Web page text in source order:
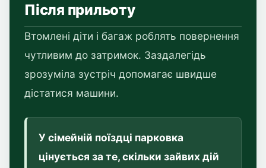
Після прильоту
Втомлені діти і багаж роблять повернення
чутливим до затримок. Заздалегідь
зрозуміла зустріч допомагає швидше
дістатися машини.
У сімейній поїздці парковка
цінується за те, скільки зайвих дій